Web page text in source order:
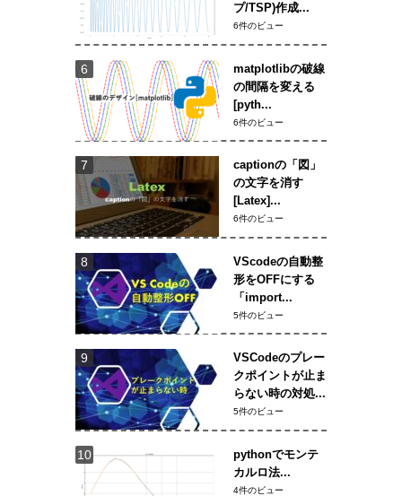
プ/TSP)作成...
6件のビュー
matplotlibの破線
の間隔を変える
[pyth...
6件のビュー
captionの「図」
の文字を消す
[Latex]...
6件のビュー
VScodeの自動整
形をOFFにする
「import...
5件のビュー
VSCodeのプレー
クポイントが止ま
らない時の対処...
5件のビュー
pythonでモンテ
カルロ法...
4件のビュー